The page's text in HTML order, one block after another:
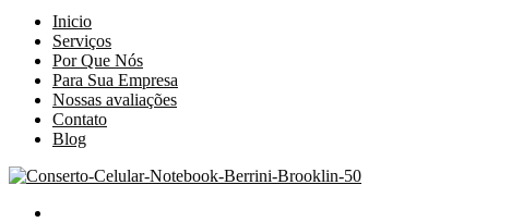
Inicio
Serviços
Por Que Nós
Para Sua Empresa
Nossas avaliações
Contato
Blog